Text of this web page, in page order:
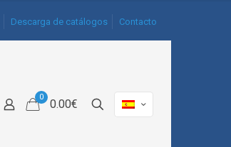
Descarga de catálogos Contacto
0
0.00€